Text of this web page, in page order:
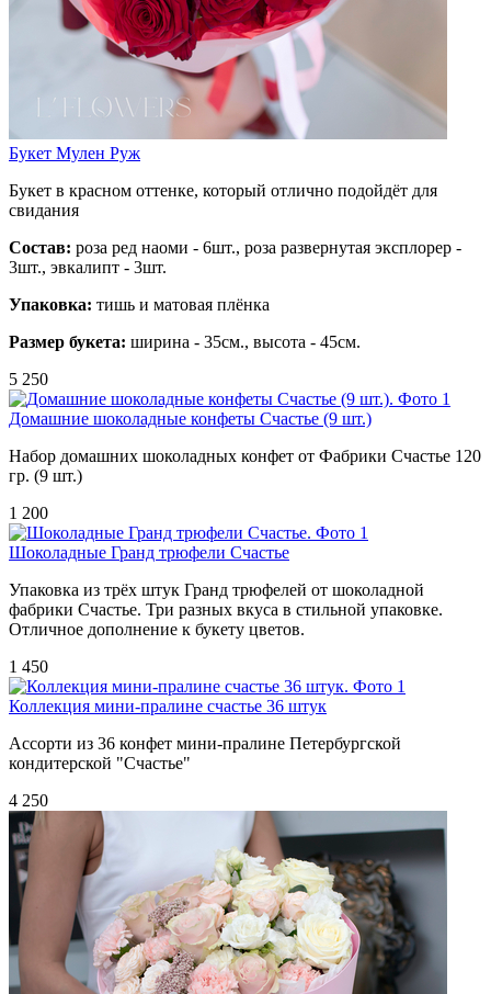
Букет Мулен Руж
Букет в красном оттенке, который отлично подойдёт для
свидания
Состав: роза ред наоми - 6шт., роза развернутая эксплорер -
3шт., эвкалипт - 3шт.
Упаковка: тишь и матовая плёнка
Размер букета: ширина - 35см., высота - 45см.
5 250
Домашние шоколадные конфеты Счастье (9 шт.)
Набор домашних шоколадных конфет от Фабрики Счастье 120
гр. (9 шт.)
1 200
Шоколадные Гранд трюфели Счастье
Упаковка из трёх штук Гранд трюфелей от шоколадной
фабрики Счастье. Три разных вкуса в стильной упаковке.
Отличное дополнение к букету цветов.
1 450
Коллекция мини-пралине счастье 36 штук
Ассорти из 36 конфет мини-пралине Петербургской
кондитерской "Счастье"
4 250